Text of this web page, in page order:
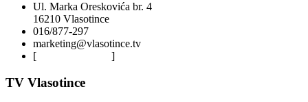
Ul. Marka Oreskovića br. 4
16210 Vlasotince
016/877-297
marketing@vlasotince.tv
[
]
TV Vlasotince